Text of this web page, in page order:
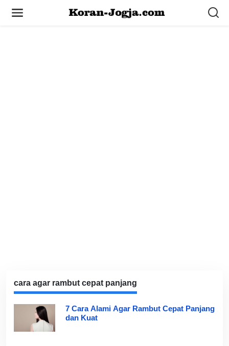
cara agar rambut cepat panjang
7 Cara Alami Agar Rambut Cepat Panjang
dan Kuat